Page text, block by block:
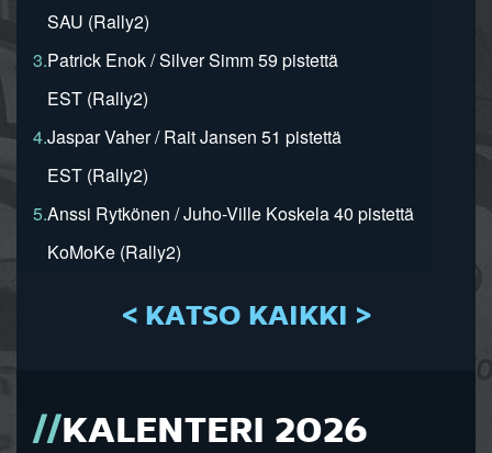
SAU (Rally2)
3.Patrick Enok / Silver Simm 59 pistettä
EST (Rally2)
4.Jaspar Vaher / Rait Jansen 51 pistettä
EST (Rally2)
5.Anssi Rytkönen / Juho-Ville Koskela 40 pistettä
KoMoKe (Rally2)
< KATSO KAIKKI >
KALENTERI 2026